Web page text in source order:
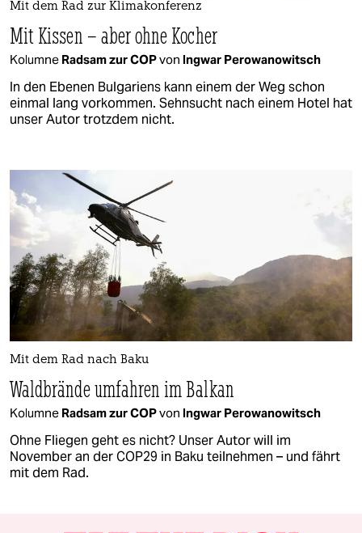
Mit dem Rad zur Klimakonferenz
Mit Kissen – aber ohne Kocher
Kolumne Radsam zur COPvon Ingwar Perowanowitsch
In den Ebenen Bulgariens kann einem der Weg schon
einmal lang vorkommen. Sehnsucht nach einem Hotel hat
unser Autor trotzdem nicht.
Mit dem Rad nach Baku
Waldbrände umfahren im Balkan
Kolumne Radsam zur COPvon Ingwar Perowanowitsch
Ohne Fliegen geht es nicht? Unser Autor will im
November an der COP29 in Baku teilnehmen – und fährt
mit dem Rad.